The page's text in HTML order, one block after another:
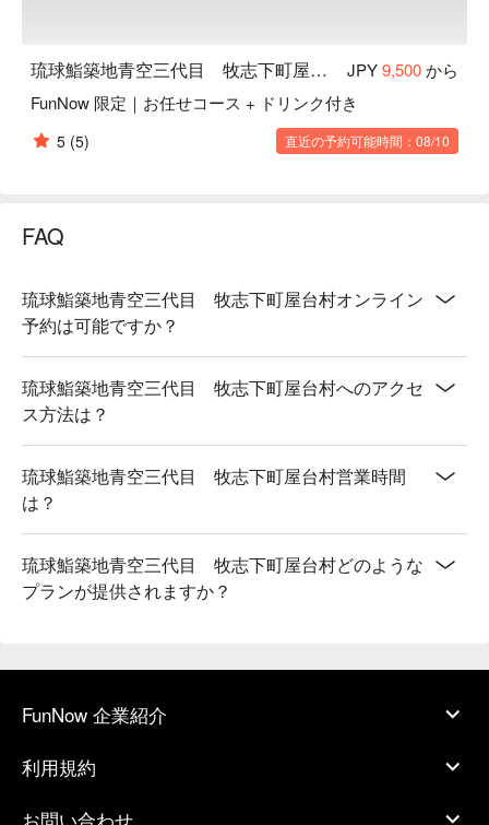
琉球鮨築地青空三代目 牧志下町屋台村 JPY9,500から
FunNow 限定｜お任せコース + ドリンク付き
5 (5) 直近の予約可能時間：08/10
FAQ
琉球鮨築地青空三代目 牧志下町屋台村オンライン
予約は可能ですか？
琉球鮨築地青空三代目 牧志下町屋台村へのアクセ
ス方法は？
琉球鮨築地青空三代目 牧志下町屋台村営業時間
は？
琉球鮨築地青空三代目 牧志下町屋台村どのような
プランが提供されますか？
FunNow 企業紹介
利用規約
お問い合わせ